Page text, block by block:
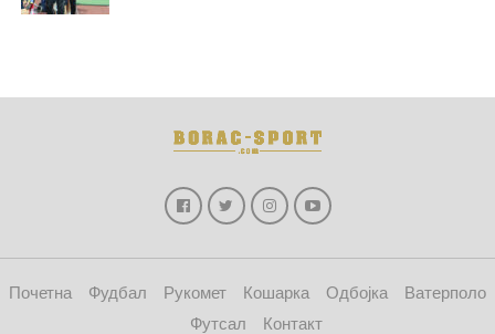
Почетна Фудбал Рукомет Кошарка Одбојка
Ватерполо
Футсал
Контакт